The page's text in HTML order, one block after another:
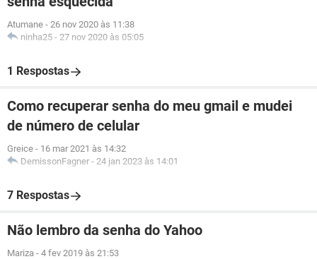
Atumane - 26 nov 2020 às 11:38
ninha25 - 27 nov 2020 às 05:05
1 Respostas
Como recuperar senha do meu gmail e mudei
de número de celular
Greice - 16 mar 2021 às 14:32
DemissonFagner - 24 jan 2023 às 14:01
7 Respostas
Não lembro da senha do Yahoo
Mariza - 4 fev 2019 às 21:53